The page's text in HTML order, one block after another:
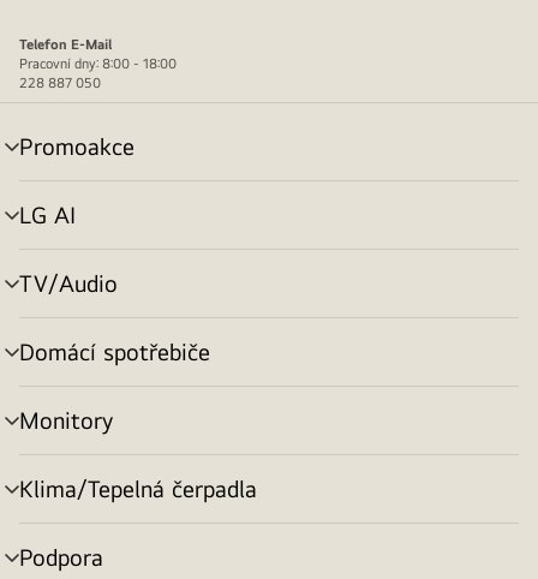
Telefon E-Mail
Pracovní dny: 8:00 - 18:00
228 887 050
Promoakce
přepínání
menu
LG AI
přepínání
menu
TV/Audio
přepínání
menu
Domácí spotřebiče
přepínání
menu
Monitory
přepínání
menu
Klima/Tepelná čerpadla
přepínání
menu
Podpora
přepínání